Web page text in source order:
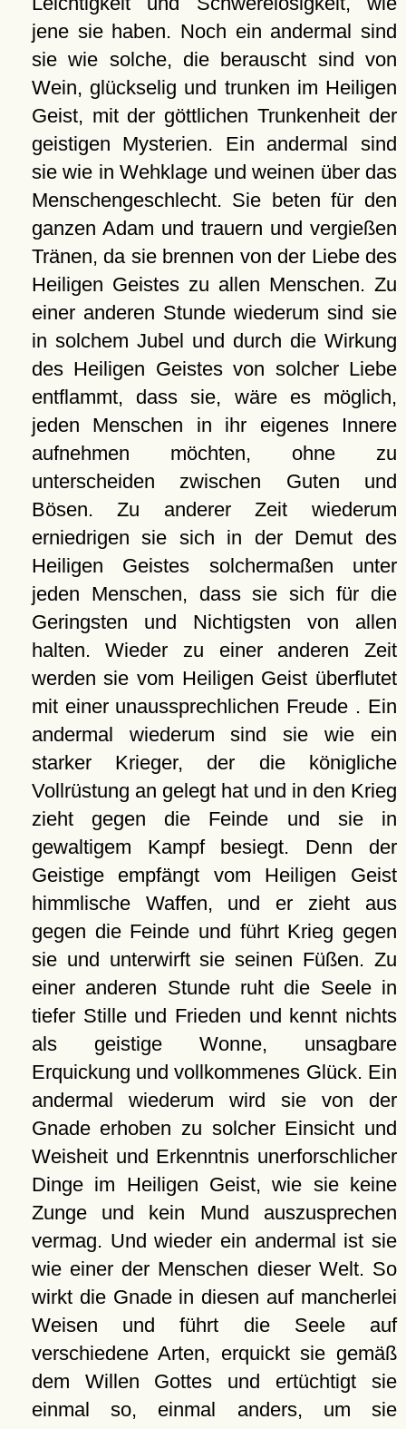
jene sie haben. Noch ein andermal sind
sie wie solche, die berauscht sind von
Wein, glückselig und trunken im Heiligen
Geist, mit der göttlichen Trunkenheit der
geistigen Mysterien. Ein andermal sind
sie wie in Wehklage und weinen über das
Menschengeschlecht. Sie beten für den
ganzen Adam und trauern und vergießen
Tränen, da sie brennen von der Liebe des
Heiligen Geistes zu allen Menschen. Zu
einer anderen Stunde wiederum sind sie
in solchem Jubel und durch die Wirkung
des Heiligen Geistes von solcher Liebe
entflammt, dass sie, wäre es möglich,
jeden Menschen in ihr eigenes Innere
aufnehmen möchten, ohne zu
unterscheiden zwischen Guten und
Bösen. Zu anderer Zeit wiederum
erniedrigen sie sich in der Demut des
Heiligen Geistes solchermaßen unter
jeden Menschen, dass sie sich für die
Geringsten und Nichtigsten von allen
halten. Wieder zu einer anderen Zeit
werden sie vom Heiligen Geist überflutet
mit einer unaussprechlichen Freude . Ein
andermal wiederum sind sie wie ein
starker Krieger, der die königliche
Vollrüstung an gelegt hat und in den Krieg
zieht gegen die Feinde und sie in
gewaltigem Kampf besiegt. Denn der
Geistige empfängt vom Heiligen Geist
himmlische Waffen, und er zieht aus
gegen die Feinde und führt Krieg gegen
sie und unterwirft sie seinen Füßen. Zu
einer anderen Stunde ruht die Seele in
tiefer Stille und Frieden und kennt nichts
als geistige Wonne, unsagbare
Erquickung und vollkommenes Glück. Ein
andermal wiederum wird sie von der
Gnade erhoben zu solcher Einsicht und
Weisheit und Erkenntnis unerforschlicher
Dinge im Heiligen Geist, wie sie keine
Zunge und kein Mund auszusprechen
vermag. Und wieder ein andermal ist sie
wie einer der Menschen dieser Welt. So
wirkt die Gnade in diesen auf mancherlei
Weisen und führt die Seele auf
verschiedene Arten, erquickt sie gemäß
dem Willen Gottes und ertüchtigt sie
einmal so, einmal anders, um sie